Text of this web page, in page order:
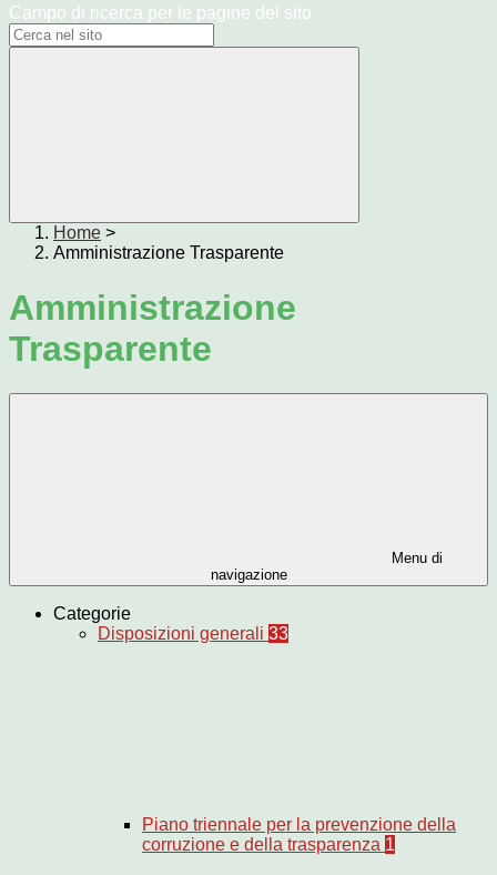
Campo di ricerca per le pagine del sito
Home >
Amministrazione Trasparente
Amministrazione
Trasparente
Menu di
navigazione
Categorie
Disposizioni generali 33
Piano triennale per la prevenzione della
corruzione e della trasparenza 1